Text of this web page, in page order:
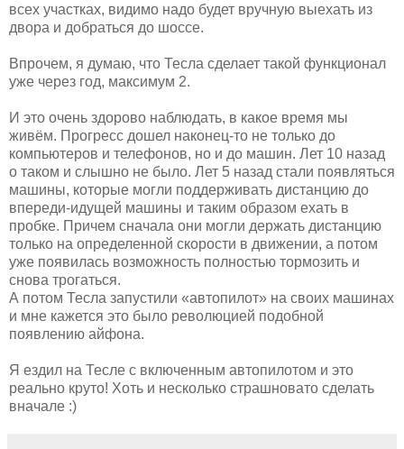
всех участках, видимо надо будет вручную выехать из
двора и добраться до шоссе.
Впрочем, я думаю, что Тесла сделает такой функционал
уже через год, максимум 2.
И это очень здорово наблюдать, в какое время мы
живём. Прогресс дошел наконец-то не только до
компьютеров и телефонов, но и до машин. Лет 10 назад
о таком и слышно не было. Лет 5 назад стали появляться
машины, которые могли поддерживать дистанцию до
впереди-идущей машины и таким образом ехать в
пробке. Причем сначала они могли держать дистанцию
только на определенной скорости в движении, а потом
уже появилась возможность полностью тормозить и
снова трогаться.
А потом Тесла запустили «автопилот» на своих машинах
и мне кажется это было революцией подобной
появлению айфона.
Я ездил на Тесле с включенным автопилотом и это
реально круто! Хоть и несколько страшновато сделать
вначале :)